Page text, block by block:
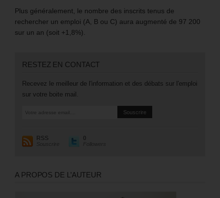
Plus généralement, le nombre des inscrits tenus de
rechercher un emploi (A, B ou C) aura augmenté de 97 200
sur un an (soit +1,8%).
RESTEZ EN CONTACT
Recevez le meilleur de l'information et des débats sur l'emploi
sur votre boite mail.
RSS
Souscrire
0
Followers
A PROPOS DE L’AUTEUR